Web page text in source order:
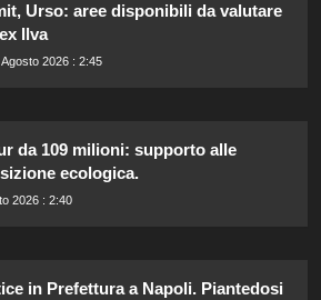
Urso: aree disponibili da valutare
Ilva
2026 : 2:45
da 109 milioni: supporto alle
ecologica.
2026 : 2:40
in Prefettura a Napoli. Piantedosi